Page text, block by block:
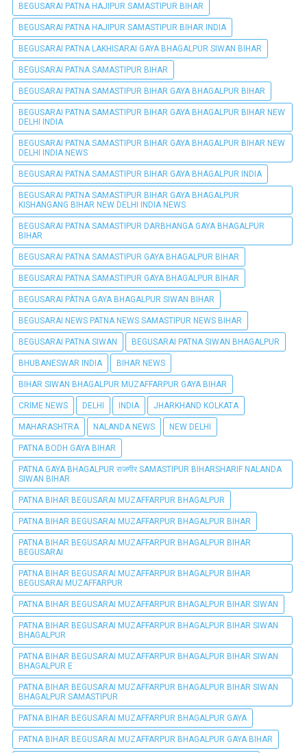
BEGUSARAI PATNA HAJIPUR SAMASTIPUR BIHAR
BEGUSARAI PATNA HAJIPUR SAMASTIPUR BIHAR INDIA
BEGUSARAI PATNA LAKHISARAI GAYA BHAGALPUR SIWAN BIHAR
BEGUSARAI PATNA SAMASTIPUR BIHAR
BEGUSARAI PATNA SAMASTIPUR BIHAR GAYA BHAGALPUR BIHAR
BEGUSARAI PATNA SAMASTIPUR BIHAR GAYA BHAGALPUR BIHAR NEW
DELHI INDIA
BEGUSARAI PATNA SAMASTIPUR BIHAR GAYA BHAGALPUR BIHAR NEW
DELHI INDIA NEWS
BEGUSARAI PATNA SAMASTIPUR BIHAR GAYA BHAGALPUR INDIA
BEGUSARAI PATNA SAMASTIPUR BIHAR GAYA BHAGALPUR
KISHANGANG BIHAR NEW DELHI INDIA NEWS
BEGUSARAI PATNA SAMASTIPUR DARBHANGA GAYA BHAGALPUR
BIHAR
BEGUSARAI PATNA SAMASTIPUR GAYA BHAGALPUR BIHAR
BEGUSARAI PATNA SAMASTIPUR GAYA BHAGALPUR BIHAR
BEGUSARAI PÀTNA GAYA BHAGALPUR SIWAN BIHAR
BEGUSARAI NEWS PATNA NEWS SAMASTIPUR NEWS BIHAR
BEGUSARAI PATNA SIWAN BEGUSARAI PATNA SIWAN BHAGALPUR
BHUBANESWAR INDIA BIHAR NEWS
BIHAR SIWAN BHAGALPUR MUZAFFARPUR GAYA BIHAR
CRIME NEWS DELHI INDIA JHARKHAND KOLKATA
MAHARASHTRA NALANDA NEWS NEW DELHI
PATNA BODH GAYA BIHAR
PATNA GAYA BHAGALPUR राजगीर SAMASTIPUR BIHARSHARIF NALANDA
SIWAN BIHAR
PATNA BIHAR BEGUSARAI MUZAFFARPUR BHAGALPUR
PATNA BIHAR BEGUSARAI MUZAFFARPUR BHAGALPUR BIHAR
PATNA BIHAR BEGUSARAI MUZAFFARPUR BHAGALPUR BIHAR
BEGUSARAI
PATNA BIHAR BEGUSARAI MUZAFFARPUR BHAGALPUR BIHAR
BEGUSARAI MUZAFFARPUR
PATNA BIHAR BEGUSARAI MUZAFFARPUR BHAGALPUR BIHAR SIWAN
PATNA BIHAR BEGUSARAI MUZAFFARPUR BHAGALPUR BIHAR SIWAN
BHAGALPUR
PATNA BIHAR BEGUSARAI MUZAFFARPUR BHAGALPUR BIHAR SIWAN
BHAGALPUR E
PATNA BIHAR BEGUSARAI MUZAFFARPUR BHAGALPUR BIHAR SIWAN
BHAGALPUR SAMASTIPUR
PATNA BIHAR BEGUSARAI MUZAFFARPUR BHAGALPUR GAYA
PATNA BIHAR BEGUSARAI MUZAFFARPUR BHAGALPUR GAYA BIHAR